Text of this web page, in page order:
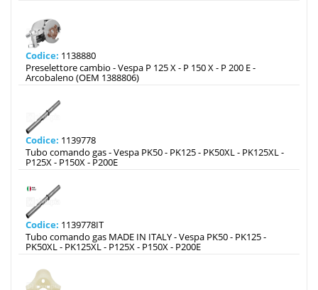
Codice: 1138880
Preselettore cambio - Vespa P 125 X - P 150 X - P 200 E -
Arcobaleno (OEM 1388806)
Codice: 1139778
Tubo comando gas - Vespa PK50 - PK125 - PK50XL - PK125XL -
P125X - P150X - P200E
Codice: 1139778IT
Tubo comando gas MADE IN ITALY - Vespa PK50 - PK125 -
PK50XL - PK125XL - P125X - P150X - P200E